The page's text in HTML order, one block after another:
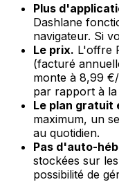
Plus
Dashlane
navigateur. Si
Le prix. L'offre
(facturé
monte à 8,99
par rapport à
Le plan gratuit
maximum, un
au quotidien.
Pas d'auto-
stockées sur
possibilité de